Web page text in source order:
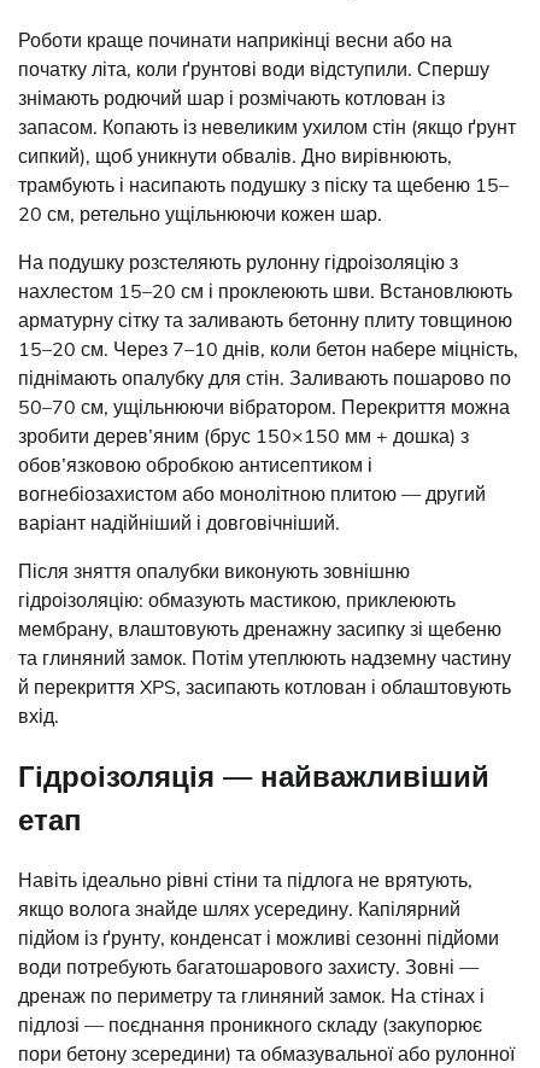
Роботи краще починати наприкінці весни або на
початку літа, коли ґрунтові води відступили. Спершу
знімають родючий шар і розмічають котлован із
запасом. Копають із невеликим ухилом стін (якщо ґрунт
сипкий), щоб уникнути обвалів. Дно вирівнюють,
трамбують і насипають подушку з піску та щебеню 15–
20 см, ретельно ущільнюючи кожен шар.
На подушку розстеляють рулонну гідроізоляцію з
нахлестом 15–20 см і проклеюють шви. Встановлюють
арматурну сітку та заливають бетонну плиту товщиною
15–20 см. Через 7–10 днів, коли бетон набере міцність,
піднімають опалубку для стін. Заливають пошарово по
50–70 см, ущільнюючи вібратором. Перекриття можна
зробити дерев’яним (брус 150×150 мм + дошка) з
обов’язковою обробкою антисептиком і
вогнебіозахистом або монолітною плитою — другий
варіант надійніший і довговічніший.
Після зняття опалубки виконують зовнішню
гідроізоляцію: обмазують мастикою, приклеюють
мембрану, влаштовують дренажну засипку зі щебеню
та глиняний замок. Потім утеплюють надземну частину
й перекриття XPS, засипають котлован і облаштовують
вхід.
Гідроізоляція — найважливіший
етап
Навіть ідеально рівні стіни та підлога не врятують,
якщо волога знайде шлях усередину. Капілярний
підйом із ґрунту, конденсат і можливі сезонні підйоми
води потребують багатошарового захисту. Зовні —
дренаж по периметру та глиняний замок. На стінах і
підлозі — поєднання проникного складу (закупорює
пори бетону зсередини) та обмазувальної або рулонної